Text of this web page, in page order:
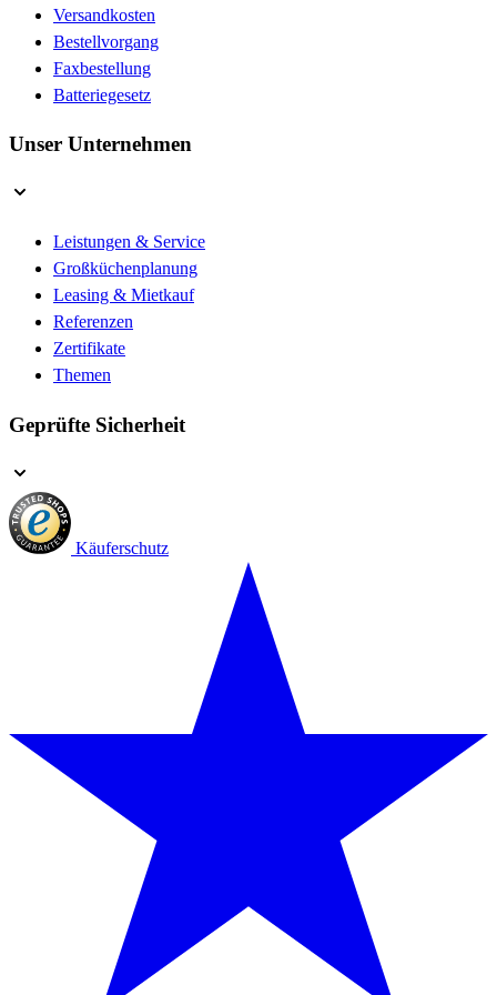
Versandkosten
Bestellvorgang
Faxbestellung
Batteriegesetz
Unser Unternehmen
Leistungen & Service
Großküchenplanung
Leasing & Mietkauf
Referenzen
Zertifikate
Themen
Geprüfte Sicherheit
Käuferschutz